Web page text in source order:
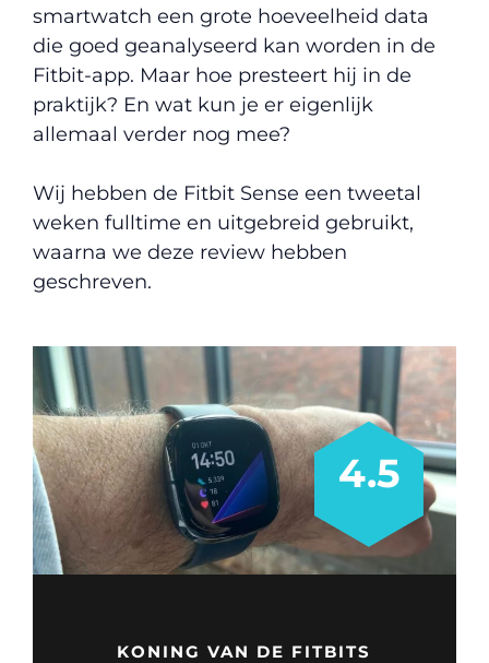
smartwatch een grote hoeveelheid data
die goed geanalyseerd kan worden in de
Fitbit-app. Maar hoe presteert hij in de
praktijk? En wat kun je er eigenlijk
allemaal verder nog mee?
Wij hebben de Fitbit Sense een tweetal
weken fulltime en uitgebreid gebruikt,
waarna we deze review hebben
geschreven.
KONING VAN DE FITBITS
4.5